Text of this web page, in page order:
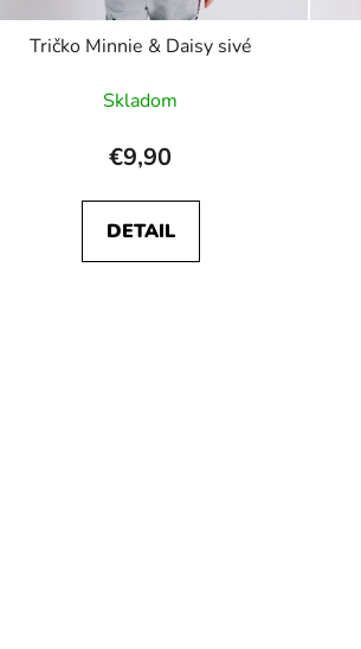
Tričko Minnie & Daisy sivé
Skladom
€9,90
DETAIL